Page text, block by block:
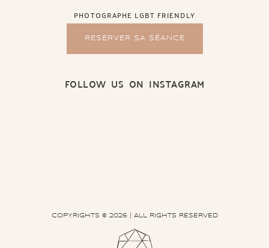
PHOTOGRAPHE LGBT FRIENDLY
RESERVER SA SÉANCE
FOLLOW US ON INSTAGRAM
COPYRIGHTS © 2026 | ALL RIGHTS RESERVED